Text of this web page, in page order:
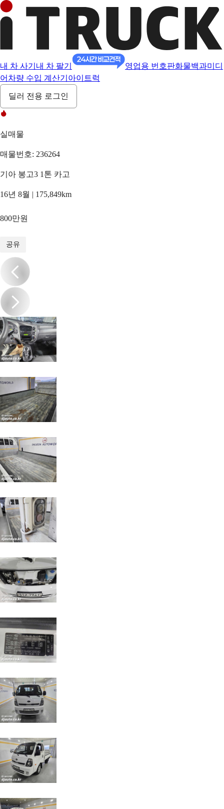
내 차 사기 내 차 팔기 영업용 번호판화물백과미디
어 차량 수입 계산기 아이트럭
딜러 전용 로그인
실매물
매물번호: 236264
기아 봉고3 1톤 카고
16년 8월 | 175,849km
800만원
공유
/17